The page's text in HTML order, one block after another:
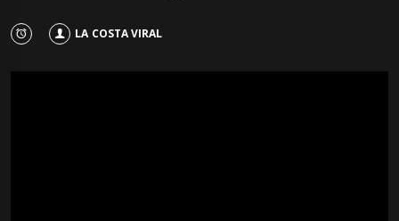
LA COSTA VIRAL